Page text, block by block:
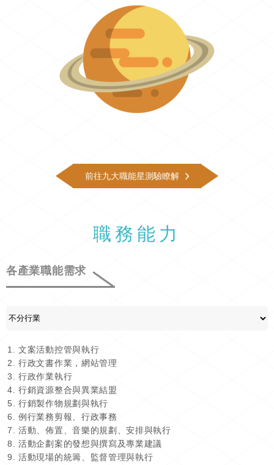
前往九大職能星測驗瞭解
職務能力
各產業職能需求
文案活動控管與執行
行政文書作業，網站管理
行政作業執行
行銷資源整合與異業結盟
行銷製作物規劃與執行
例行業務剪報、行政事務
活動、佈置、音樂的規劃、安排與執行
活動企劃案的發想與撰寫及專業建議
活動現場的統籌、監督管理與執行